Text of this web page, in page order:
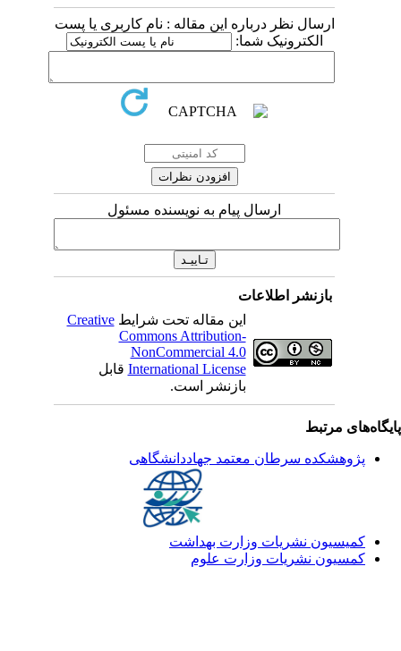
ارسال نظر درباره این مقاله : نام کاربری یا پست
الکترونیک شما:
ارسال پیام به نویسنده مسئول
بازنشر اطلاعات
این مقاله تحت شرایطCreative
Commons Attribution-
NonCommercial 4.0
International Licenseقابل
بازنشر است.
مرتبط
پژوهشکده سرطان معتمد جهاددانشگاهی
کمیسیون نشریات وزارت بهداشت
کمسیون نشریات وزارت علوم